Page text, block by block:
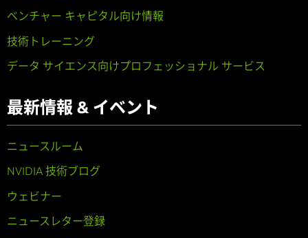
ベンチャー キャピタル向け情報
技術トレーニング
データ サイエンス向けプロフェッショナル サービス
最新情報 & イベント
ニュースルーム
NVIDIA 技術ブログ
ウェビナー
ニュースレター登録